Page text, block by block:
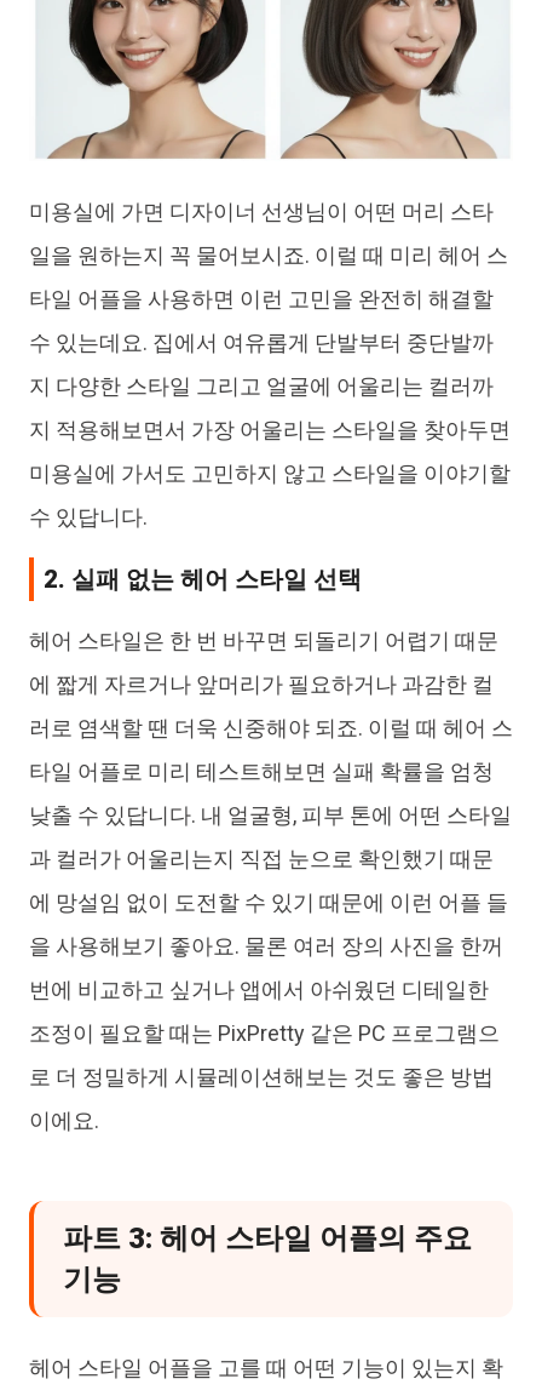
미용실에 가면 디자이너 선생님이 어떤 머리 스타
일을 원하는지 꼭 물어보시죠. 이럴 때 미리 헤어 스
타일 어플을 사용하면 이런 고민을 완전히 해결할
수 있는데요. 집에서 여유롭게 단발부터 중단발까
지 다양한 스타일 그리고 얼굴에 어울리는 컬러까
지 적용해보면서 가장 어울리는 스타일을 찾아두면
미용실에 가서도 고민하지 않고 스타일을 이야기할
수 있답니다.
2. 실패 없는 헤어 스타일 선택
헤어 스타일은 한 번 바꾸면 되돌리기 어렵기 때문
에 짧게 자르거나 앞머리가 필요하거나 과감한 컬
러로 염색할 땐 더욱 신중해야 되죠. 이럴 때 헤어 스
타일 어플로 미리 테스트해보면 실패 확률을 엄청
낮출 수 있답니다. 내 얼굴형, 피부 톤에 어떤 스타일
과 컬러가 어울리는지 직접 눈으로 확인했기 때문
에 망설임 없이 도전할 수 있기 때문에 이런 어플 들
을 사용해보기 좋아요. 물론 여러 장의 사진을 한꺼
번에 비교하고 싶거나 앱에서 아쉬웠던 디테일한
조정이 필요할 때는 PixPretty 같은 PC 프로그램으
로 더 정밀하게 시뮬레이션해보는 것도 좋은 방법
이에요.
파트 3: 헤어 스타일 어플의 주요
기능
헤어 스타일 어플을 고를 때 어떤 기능이 있는지 확